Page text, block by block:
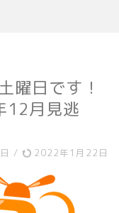
曜日です！
12月見逃
/ 2022年1月22日